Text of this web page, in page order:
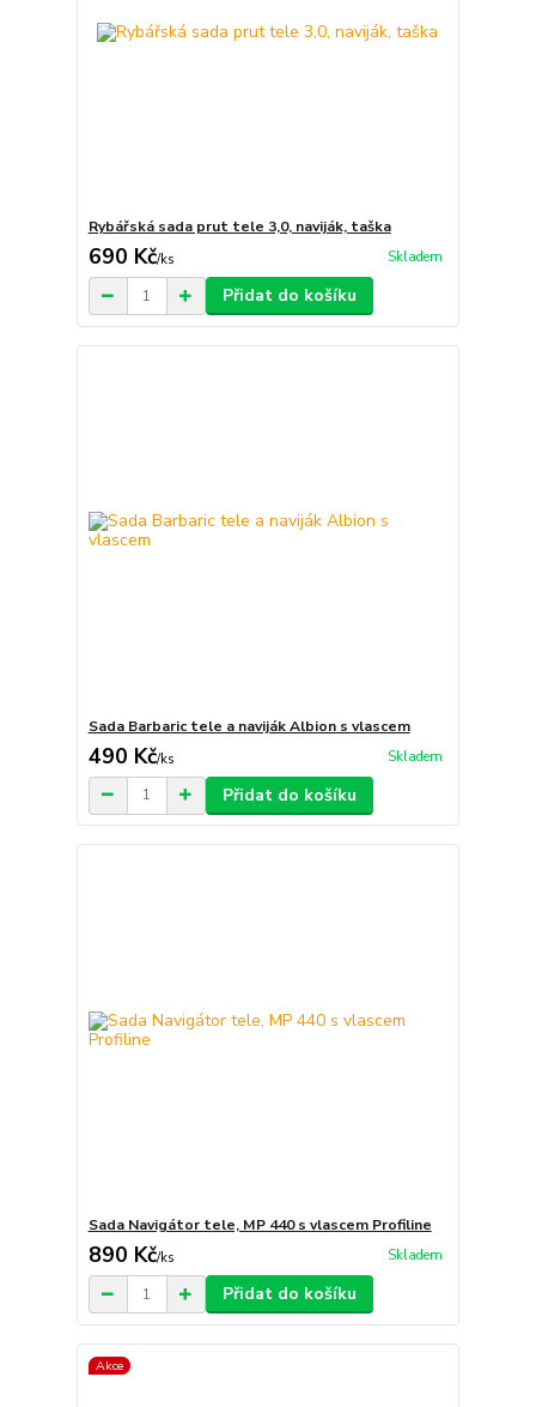
Rybářská sada prut tele 3,0, naviják, taška
690 Kč/ks Skladem
Přidat do košíku
Sada Barbaric tele a naviják Albion s vlascem
490 Kč/ks Skladem
Přidat do košíku
Sada Navigátor tele, MP 440 s vlascem Profiline
890 Kč/ks Skladem
Přidat do košíku
Akce